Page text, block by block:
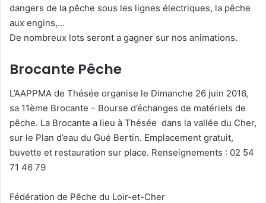
dangers de la pêche sous les lignes électriques, la pêche
aux engins,…
De nombreux lots seront a gagner sur nos animations.
Brocante Pêche
L’AAPPMA de Thésée organise le Dimanche 26 juin 2016,
sa 11ème Brocante – Bourse d’échanges de matériels de
pêche. La Brocante a lieu à Thésée dans la vallée du Cher,
sur le Plan d’eau du Gué Bertin. Emplacement gratuit,
buvette et restauration sur place. Renseignements : 02 54
71 46 79
Fédération de Pêche du Loir-et-Cher